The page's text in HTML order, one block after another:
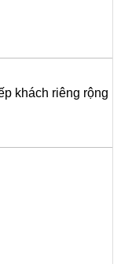
khách riêng rộng